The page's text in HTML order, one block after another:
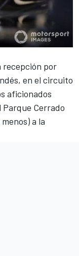
recepción por
en el circuito
aficionados
Cerrado
a la